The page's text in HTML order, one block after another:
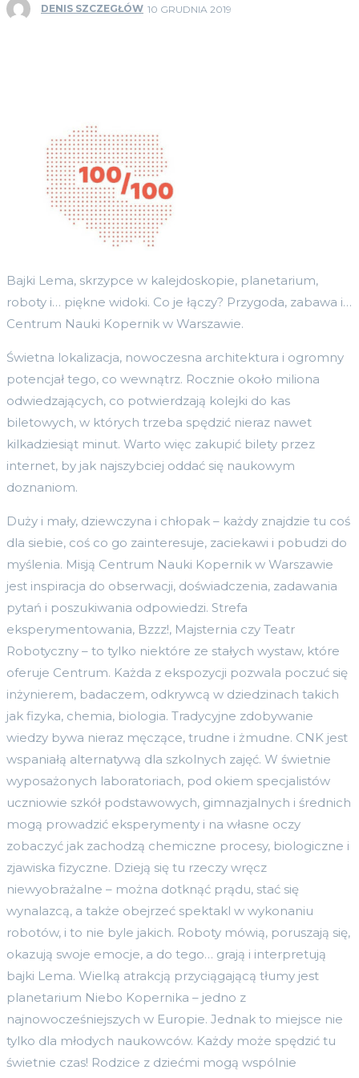
DENIS SZCZEGŁÓW 10 GRUDNIA 2019
Bajki Lema, skrzypce w kalejdoskopie, planetarium,
roboty i… piękne widoki. Co je łączy? Przygoda, zabawa i…
Centrum Nauki Kopernik w Warszawie.
Świetna lokalizacja, nowoczesna architektura i ogromny
potencjał tego, co wewnątrz. Rocznie około miliona
odwiedzających, co potwierdzają kolejki do kas
biletowych, w których trzeba spędzić nieraz nawet
kilkadziesiąt minut. Warto więc zakupić bilety przez
internet, by jak najszybciej oddać się naukowym
doznaniom.
Duży i mały, dziewczyna i chłopak – każdy znajdzie tu coś
dla siebie, coś co go zainteresuje, zaciekawi i pobudzi do
myślenia. Misją Centrum Nauki Kopernik w Warszawie
jest inspiracja do obserwacji, doświadczenia, zadawania
pytań i poszukiwania odpowiedzi. Strefa
eksperymentowania, Bzzz!, Majsternia czy Teatr
Robotyczny – to tylko niektóre ze stałych wystaw, które
oferuje Centrum. Każda z ekspozycji pozwala poczuć się
inżynierem, badaczem, odkrywcą w dziedzinach takich
jak fizyka, chemia, biologia. Tradycyjne zdobywanie
wiedzy bywa nieraz męczące, trudne i żmudne. CNK jest
wspaniałą alternatywą dla szkolnych zajęć. W świetnie
wyposażonych laboratoriach, pod okiem specjalistów
uczniowie szkół podstawowych, gimnazjalnych i średnich
mogą prowadzić eksperymenty i na własne oczy
zobaczyć jak zachodzą chemiczne procesy, biologiczne i
zjawiska fizyczne. Dzieją się tu rzeczy wręcz
niewyobrażalne – można dotknąć prądu, stać się
wynalazcą, a także obejrzeć spektakl w wykonaniu
robotów, i to nie byle jakich. Roboty mówią, poruszają się,
okazują swoje emocje, a do tego… grają i interpretują
bajki Lema. Wielką atrakcją przyciągającą tłumy jest
planetarium Niebo Kopernika – jedno z
najnowocześniejszych w Europie. Jednak to miejsce nie
tylko dla młodych naukowców. Każdy może spędzić tu
świetnie czas! Rodzice z dziećmi mogą wspólnie